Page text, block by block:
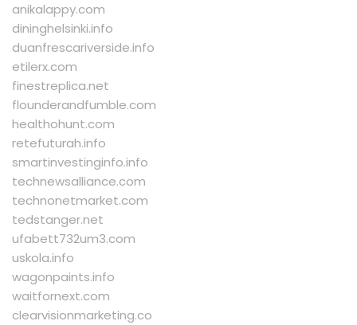
anikalappy.com
dininghelsinki.info
duanfrescariverside.info
etilerx.com
finestreplica.net
flounderandfumble.com
healthohunt.com
retefuturah.info
smartinvestinginfo.info
technewsalliance.com
technonetmarket.com
tedstanger.net
ufabett732um3.com
uskola.info
wagonpaints.info
waitfornext.com
clearvisionmarketing.co